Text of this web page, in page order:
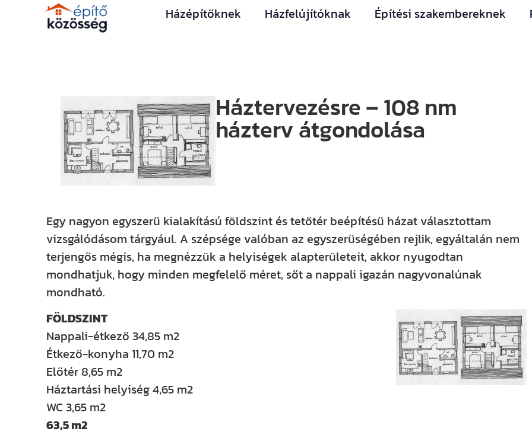
Házépítőknek Házfelújítóknak Építési szakembereknek
Háztervezésre – 108 nm
házterv átgondolása
Egy nagyon egyszerű kialakítású földszint és tetőtér beépítésű házat választottam
vizsgálódásom tárgyául. A szépsége valóban az egyszerűségében rejlik, egyáltalán nem
terjengős mégis, ha megnézzük a helyiségek alapterületeit, akkor nyugodtan
mondhatjuk, hogy minden megfelelő méret, sőt a nappali igazán nagyvonalúnak
mondható.
FÖLDSZINT
Nappali-étkező 34,85 m2
Étkező-konyha 11,70 m2
Előtér 8,65 m2
Háztartási helyiség 4,65 m2
WC 3,65 m2
63,5 m2